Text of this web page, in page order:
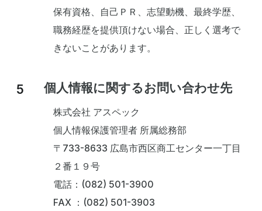
保有資格、自己ＰＲ、志望動機、最終学歴、
職務経歴を提供頂けない場合、正しく選考で
きないことがあります。
個人情報に関するお問い合わせ先
株式会社 アスペック
個人情報保護管理者 所属総務部
〒733-8633 広島市西区商工センター一丁目
２番１９号
電話：(082) 501-3900
FAX ：(082) 501-3903